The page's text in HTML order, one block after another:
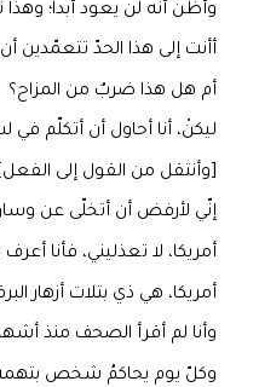
وأظنّ أنّه لن يعود أبدا؛
أأنت إلى هذا الحدّ تتعمّدين
أم هل هذا ضربٌ من المزاح؟
ليكنْ، أنا أحاول أن أتكلّم
[وأنتقل من القول إلى الفعل]
إنّي لأرفض أن أتخلّى عن
أمريكا، لا تعذليني، فأنا
أمريكا، هي ذي بتلات أزهار
وأنا لم أقرأ الصحف منذ
وكلّ يوم يحاكمُ شخص بتهمة